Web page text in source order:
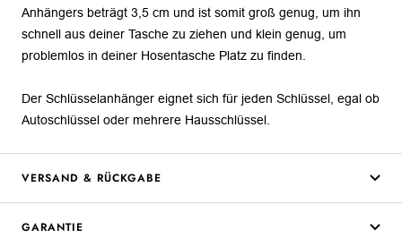
Anhängers beträgt 3,5 cm und ist somit groß genug, um ihn
schnell aus deiner Tasche zu ziehen und klein genug, um
problemlos in deiner Hosentasche Platz zu finden.
Der Schlüsselanhänger eignet sich für jeden Schlüssel, egal ob
Autoschlüssel oder mehrere Hausschlüssel.
VERSAND & RÜCKGABE
GARANTIE